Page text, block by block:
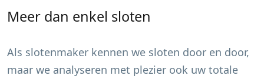
Meer dan enkel sloten
Als slotenmaker kennen we sloten door en door,
maar we analyseren met plezier ook uw totale